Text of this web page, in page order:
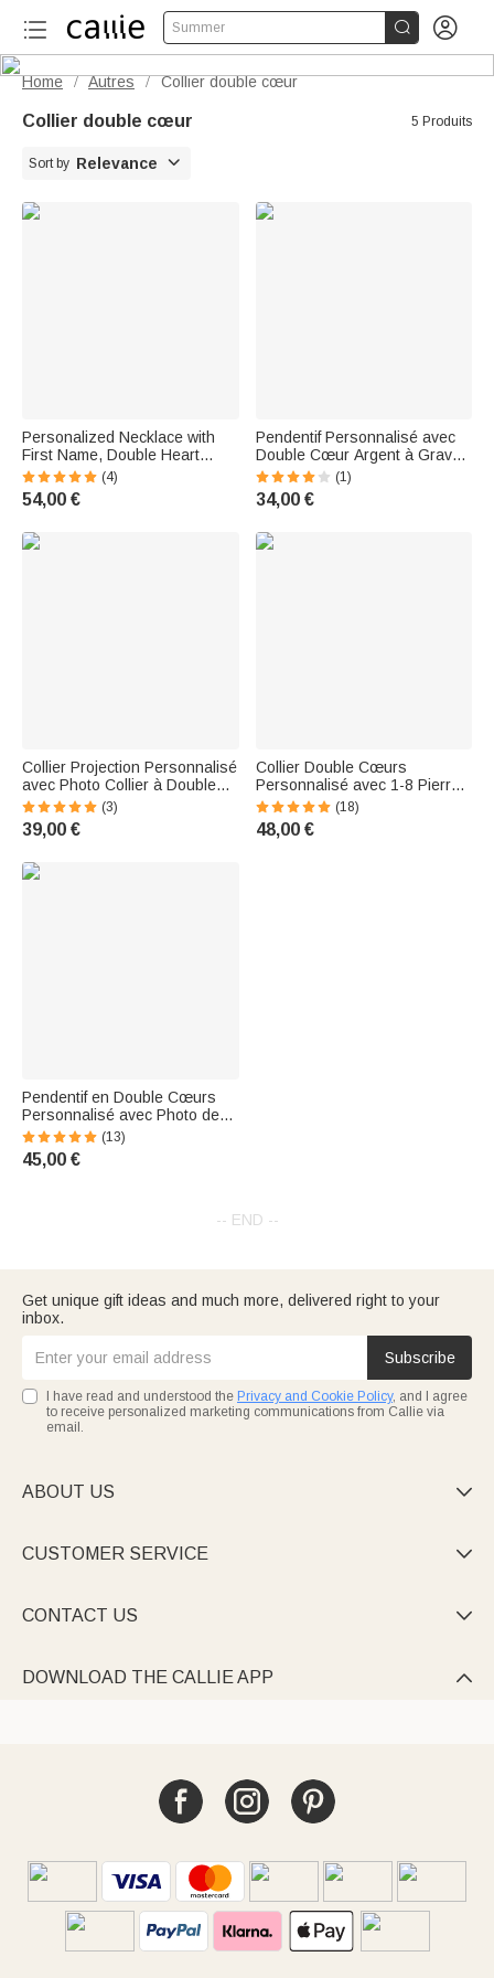
Summer  
Home / Autres / Collier double cœur
Collier double cœur 5 Produits
Sort by Relevance 
Personalized Necklace with
First Name, Double Heart
Birthstone Necklace, "Eternal
Love" — Birthday and Mother's
Day Gift for Her
(4)
54,00 €
Pendentif Personnalisé avec
Double Cœur Argent à Graver
Collier pour Femme Cadeau
Anniversaire Fête des Mères
(1)
34,00 €
Collier Projection Personnalisé
avec Photo Collier à Double
Cœur de Diamants Cadeau
d'Anniversaire Fête des Mères
pour Femme
(3)
39,00 €
Collier Double Cœurs
Personnalisé avec 1-8 Pierres
de Naissance et Prénoms
Gravés Cadeau Anniversaire
Fête des Mères pour Maman
(18)
48,00 €
Pendentif en Double Cœurs
Personnalisé avec Photo de
Projection Collier en Argent
avec Je t'aime en 100
Langues Cadeau pour Femme
(13)
45,00 €
-- END --
Get unique gift ideas and much more, delivered right to your
inbox.
Subscribe
I have read and understood the Privacy and Cookie Policy, and I agree
to receive personalized marketing communications from Callie via
email.
ABOUT US 
CUSTOMER SERVICE 
CONTACT US 
DOWNLOAD THE CALLIE APP 